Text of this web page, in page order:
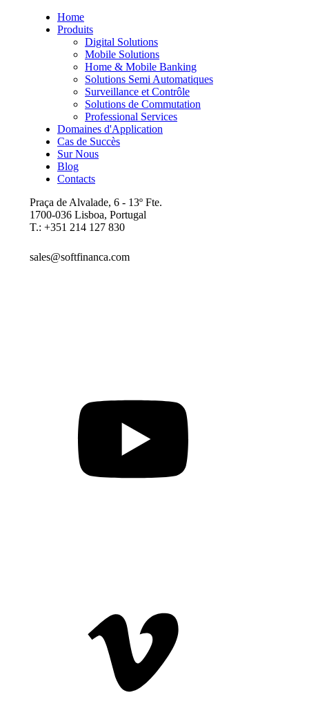
Home
Produits
Digital Solutions
Mobile Solutions
Home & Mobile Banking
Solutions Semi Automatiques
Surveillance et Contrôle
Solutions de Commutation
Professional Services
Domaines d'Application
Cas de Succès
Sur Nous
Blog
Contacts
Praça de Alvalade, 6 - 13º Fte.
1700-036 Lisboa, Portugal
T.: +351 214 127 830
sales@softfinanca.com